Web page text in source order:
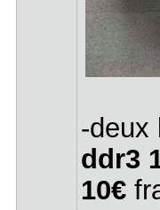
-deux
ddr3
10€